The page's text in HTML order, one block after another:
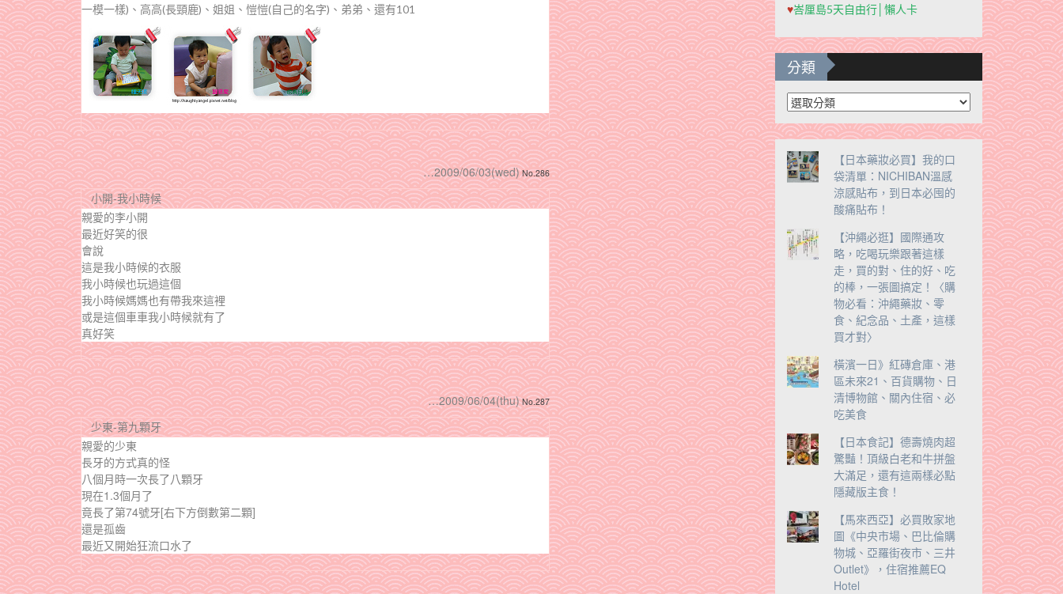
一模一樣)、高高(長頸鹿)、姐姐、愷愷(自己的名字)、弟弟、還有101
…2009/06/03(wed)No.286
小開-我小時候
親愛的李小開
最近好笑的很
會說
這是我小時候的衣服
我小時候也玩過這個
我小時候媽媽也有帶我來這裡
或是這個車車我小時候就有了
真好笑
…2009/06/04(thu)No.287
少東-第九顆牙
親愛的少東
長牙的方式真的怪
八個月時一次長了八顆牙
現在1.3個月了
竟長了第74號牙[右下方倒數第二顆]
還是孤齒
最近又開始狂流口水了
♥峇厘島5天自由行│懶人卡
分類
分
類
【日本藥妝必買】我的口
袋清單：NICHIBAN溫感
涼感貼布，到日本必囤的
酸痛貼布！
【沖繩必逛】國際通攻
略，吃喝玩樂跟著這樣
走，買的對、住的好、吃
的棒，一張圖搞定！〈購
物必看：沖繩藥妝、零
食、紀念品、土產，這樣
買才對〉
橫濱一日》紅磚倉庫、港
區未來21、百貨購物、日
清博物館、關內住宿、必
吃美食
【日本食記】德壽燒肉超
驚豔！頂級白老和牛拼盤
大滿足，還有這兩樣必點
隱藏版主食！
【馬來西亞】必買敗家地
圖《中央市場、巴比倫購
物城、亞羅街夜市、三井
Outlet》，住宿推薦EQ
Hotel